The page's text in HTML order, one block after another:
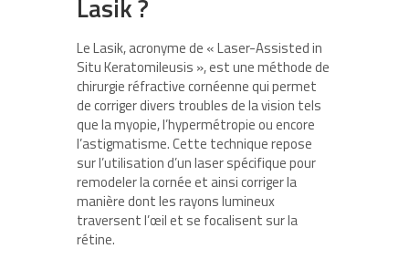
Lasik ?
Le Lasik, acronyme de « Laser-Assisted in
Situ Keratomileusis », est une méthode de
chirurgie réfractive cornéenne qui permet
de corriger divers troubles de la vision tels
que la myopie, l’hypermétropie ou encore
l’astigmatisme. Cette technique repose
sur l’utilisation d’un laser spécifique pour
remodeler la cornée et ainsi corriger la
manière dont les rayons lumineux
traversent l’œil et se focalisent sur la
rétine.